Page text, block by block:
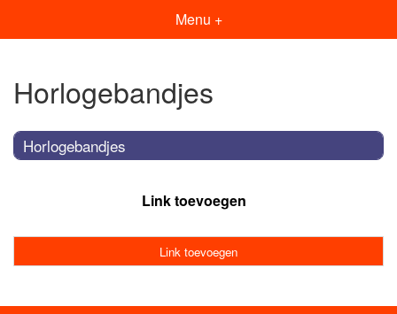
Menu +
Horlogebandjes
Horlogebandjes
Link toevoegen
Link toevoegen